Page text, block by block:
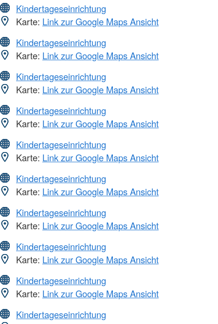
Kindertageseinrichtung
Karte: Link zur Google Maps Ansicht
Kindertageseinrichtung
Karte: Link zur Google Maps Ansicht
Kindertageseinrichtung
Karte: Link zur Google Maps Ansicht
Kindertageseinrichtung
Karte: Link zur Google Maps Ansicht
Kindertageseinrichtung
Karte: Link zur Google Maps Ansicht
Kindertageseinrichtung
Karte: Link zur Google Maps Ansicht
Kindertageseinrichtung
Karte: Link zur Google Maps Ansicht
Kindertageseinrichtung
Karte: Link zur Google Maps Ansicht
Kindertageseinrichtung
Karte: Link zur Google Maps Ansicht
Kindertageseinrichtung